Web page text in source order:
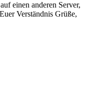
einen anderen Server,
Verständnis Grüße,